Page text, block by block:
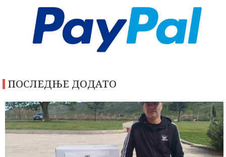
ПОСЛЕДЊЕ ДОДАТО